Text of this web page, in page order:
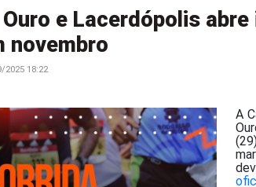
Ouro e Lacerdópolis
novembro
2025 18:22
A